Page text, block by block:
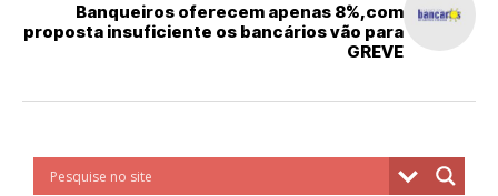
Banqueiros oferecem apenas 8%,com
proposta insuficiente os bancários vão para
GREVE